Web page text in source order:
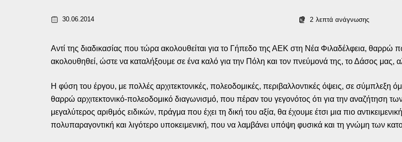
30.06.2014 2 λεπτά ανάγνωσης
Αντί της διαδικασίας που τώρα ακολουθείται για το Γήπεδο της ΑΕΚ στη Νέα Φιλαδέλφεια, θαρρώ
ακολουθηθεί, ώστε να καταλήξουμε σε ένα καλό για την Πόλη και τον πνεύμονά της, το Δάσος μας,
Η φύση του έργου, με πολλές αρχιτεκτονικές, πολεοδομικές, περιβαλλοντικές όψεις, σε σύμπλεξη
θαρρώ αρχιτεκτονικό-πολεοδομικό διαγωνισμό, που πέραν του γεγονότος ότι για την αναζήτηση
μεγαλύτερος αριθμός ειδικών, πράγμα που έχει τη δική του αξία, θα έχουμε έτσι μια πιο
πολυπαραγοντική και λιγότερο υποκειμενική, που να λαμβάνει υπόψη φυσικά και τη γνώμη των